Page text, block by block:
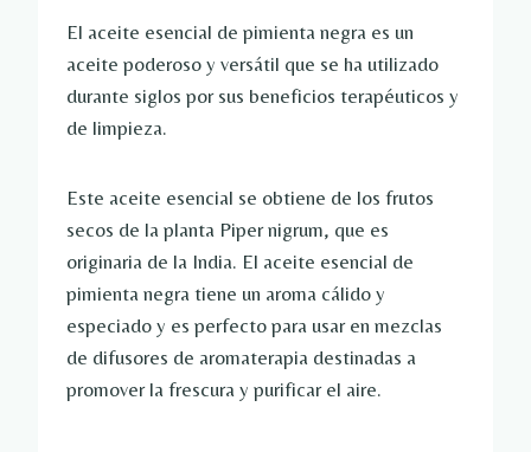
El aceite esencial de pimienta negra es un
aceite poderoso y versátil que se ha utilizado
durante siglos por sus beneficios terapéuticos y
de limpieza.
Este aceite esencial se obtiene de los frutos
secos de la planta Piper nigrum, que es
originaria de la India. El aceite esencial de
pimienta negra tiene un aroma cálido y
especiado y es perfecto para usar en mezclas
de difusores de aromaterapia destinadas a
promover la frescura y purificar el aire.